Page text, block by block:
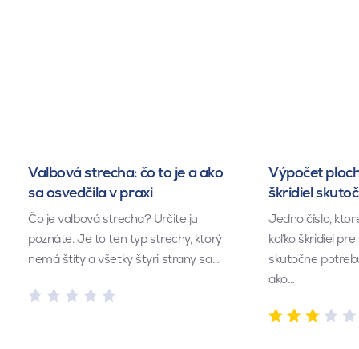
Valbová strecha: čo to je a ako
sa osvedčila v praxi
Čo je valbová strecha? Určite ju
poznáte. Je to ten typ strechy, ktorý
nemá štíty a všetky štyri strany sa…
Výpočet
škridiel
Jedno číslo,
koľko škridiel
skutočne
ako…